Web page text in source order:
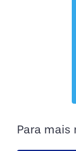
Para mais